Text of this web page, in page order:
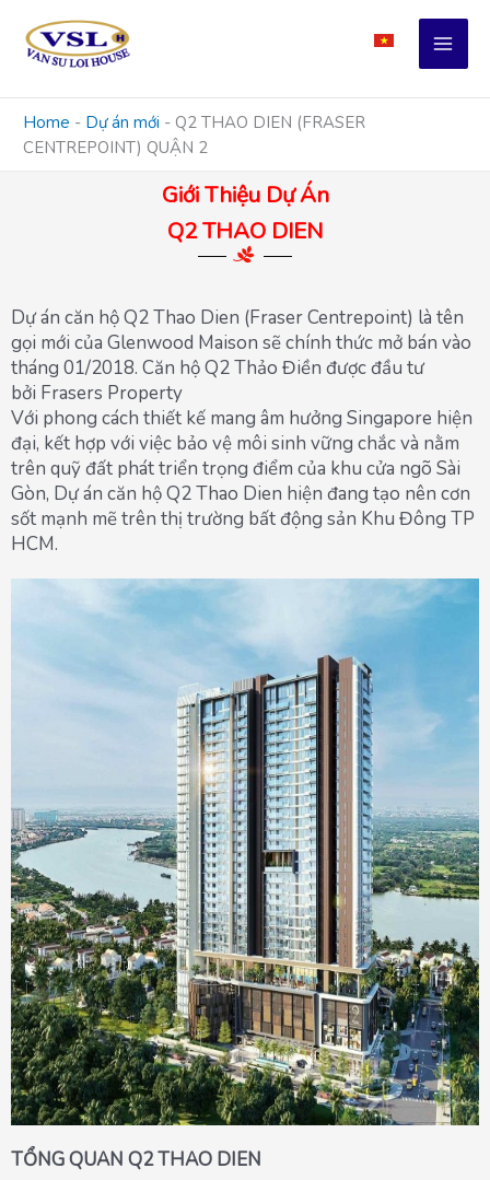
content
Home - Dự án mới - Q2 THAO DIEN (FRASER
CENTREPOINT) QUẬN 2
Giới Thiệu Dự Án
Q2 THAO DIEN
Dự án căn hộ Q2 Thao Dien (Fraser Centrepoint) là tên
gọi mới của Glenwood Maison sẽ chính thức mở bán vào
tháng 01/2018. Căn hộ Q2 Thảo Điền được đầu tư
bởi Frasers Property
Với phong cách thiết kế mang âm hưởng Singapore hiện
đại, kết hợp với việc bảo vệ môi sinh vững chắc và nằm
trên quỹ đất phát triển trọng điểm của khu cửa ngõ Sài
Gòn, Dự án căn hộ Q2 Thao Dien hiện đang tạo nên cơn
sốt mạnh mẽ trên thị trường bất động sản Khu Đông TP
HCM.
TỔNG QUAN Q2 THAO DIEN